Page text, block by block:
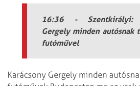
16:36 - Szentkirályi:
Gergely minden autósnak
futóművel
Karácsony Gergely minden